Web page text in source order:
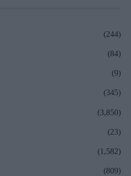
(244)
(84)
(9)
(345)
(3,850)
(23)
(1,582)
(809)